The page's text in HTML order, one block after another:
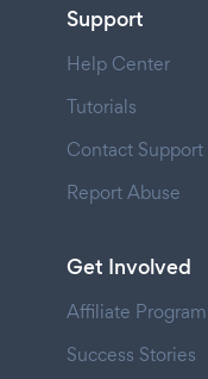
Support
Help Center
Tutorials
Contact Support
Report Abuse
Get Involved
Affiliate Program
Success Stories